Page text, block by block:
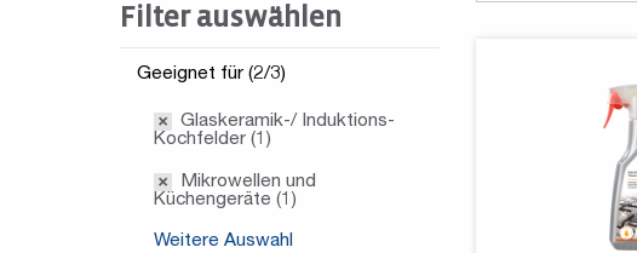
Filter auswählen
Geeignet für (2/3)
Glaskeramik-/ Induktions-
Kochfelder (1)
Mikrowellen und
Küchengeräte (1)
Weitere Auswahl